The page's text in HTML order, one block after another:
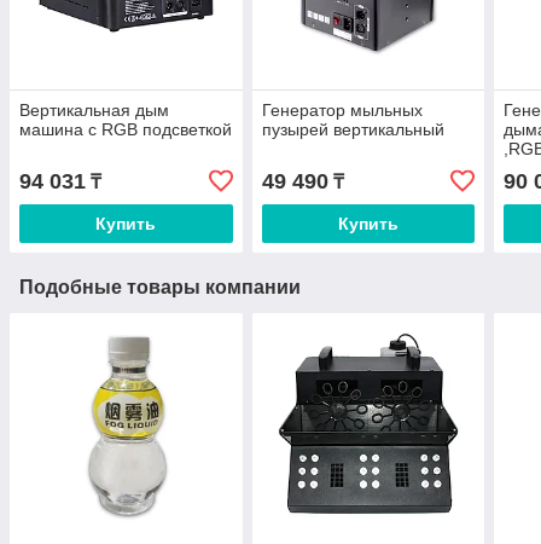
Вертикальная дым
машина с RGB подсветкой
94 031 ₸
Купить
Генератор мыльных
пузырей вертикальный
49 490₸
Купить
90
Подобные товары компании